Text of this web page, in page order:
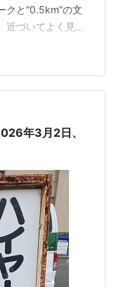
クと“0.5km”の文
近づいてよく見て
きの矢印。 つま
話があります
と不思議だったの
広い県道沿いの
ま前に進もうと
年3月2日、